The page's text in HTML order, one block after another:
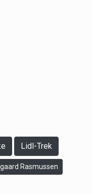
Lidl-Trek
Rasmussen